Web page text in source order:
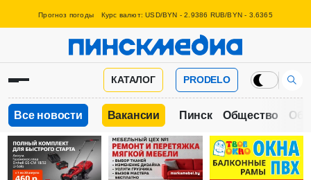
Прогноз погоды Курс валют: USD/BYN - 2.9386 RUB/BYN - 3.6365
КАТАЛОГ PRODELO
Все новости Вакансии Пинск Общество